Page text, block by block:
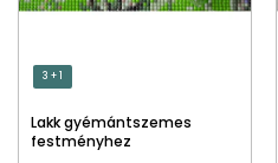
3 + 1
Lakk gyémántszemes
festményhez